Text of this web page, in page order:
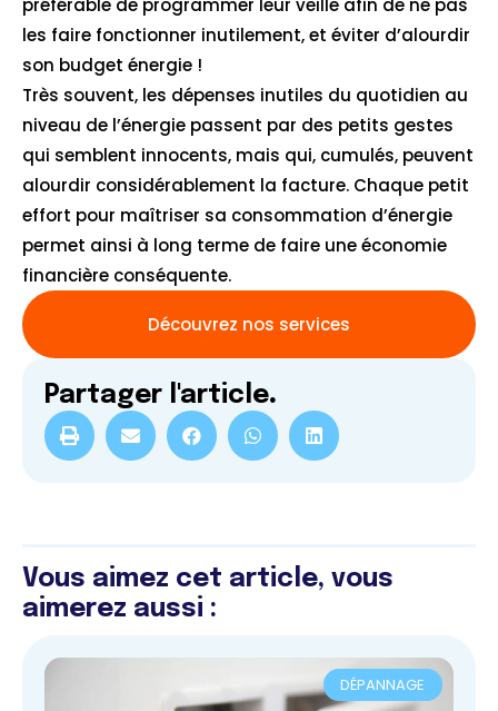
préférable de programmer leur veille afin de ne pas
les faire fonctionner inutilement, et éviter d’alourdir
son budget énergie !
Très souvent, les dépenses inutiles du quotidien au
niveau de l’énergie passent par des petits gestes
qui semblent innocents, mais qui, cumulés, peuvent
alourdir considérablement la facture. Chaque petit
effort pour maîtriser sa consommation d’énergie
permet ainsi à long terme de faire une économie
financière conséquente.
Découvrez nos services
Partager l'article.
Vous aimez cet article, vous
aimerez aussi :
DÉPANNAGE